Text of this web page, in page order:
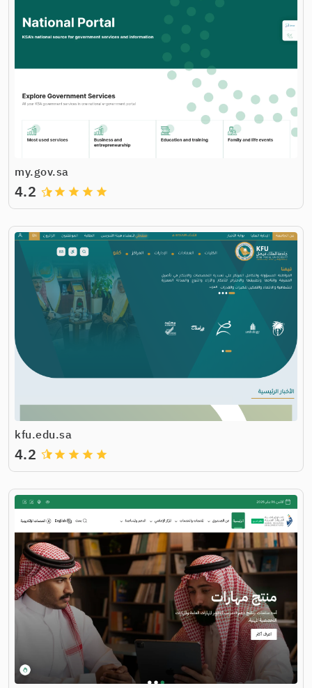
my.gov.sa
grade
grade
grade
grade
4.2
kfu.edu.sa
grade
grade
grade
grade
4.2